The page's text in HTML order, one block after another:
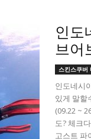
인도
브어
스킨스쿠버
인도네시
있게 말할
(09.22 ~
도? 체크
고스트 파